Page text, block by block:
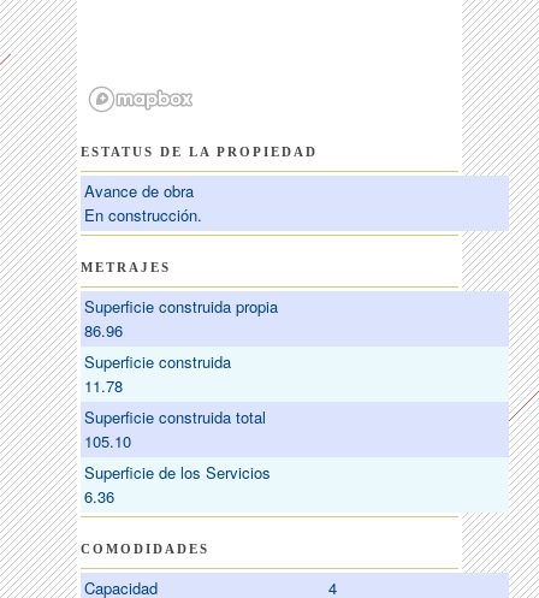
ESTATUS DE LA PROPIEDAD
Avance de obra
En construcción.
METRAJES
Superficie construida propia
86.96
Superficie construida
11.78
Superficie construida total
105.10
Superficie de los Servicios
6.36
COMODIDADES
Capacidad 4